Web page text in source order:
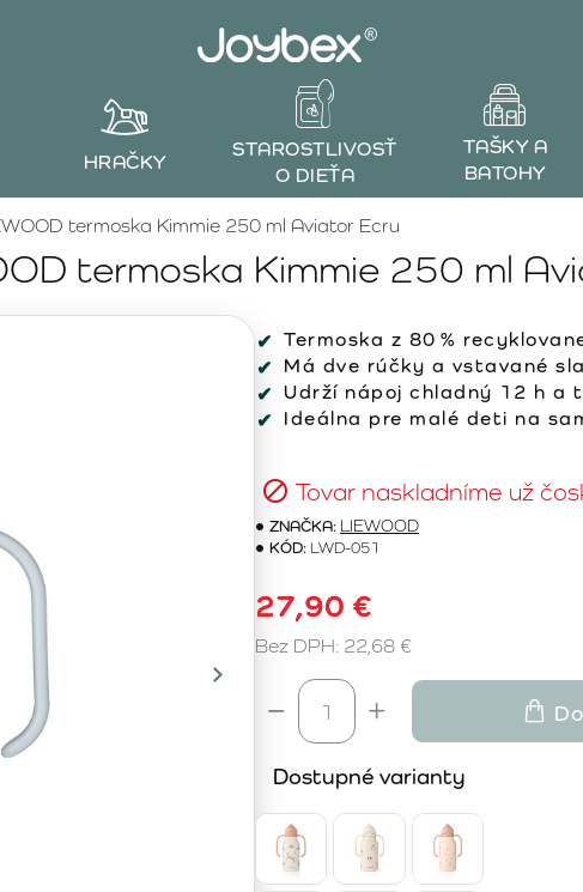
HRAČKY
STAROSTLIVOSŤ
O DIEŤA
TAŠKY A
BATOHY
termoska Kimmie 250 ml
termoska Kimmie 250 ml Aviator Ecru
Termoska z 80 %
Má dve rúčky a vstavané
Udrží nápoj chladný 12 h a
Ideálna pre malé deti na
Tovar naskladníme už
ZNAČKA: LIEWOOD
KÓD: LWD-051
27,90 €
Bez DPH: 22,68 €
Dostupné varianty